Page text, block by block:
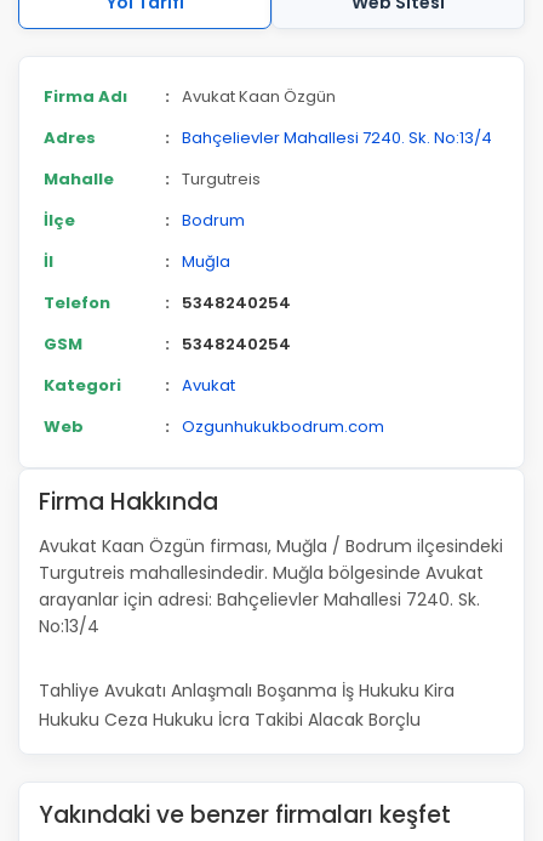
Firma Adı : Avukat Kaan Özgün
Adres
: Bahçelievler Mahallesi 7240. Sk. No:13/4
Mahalle
: Turgutreis
İlçe
: Bodrum
İl
: Muğla
Telefon
:
5348240254
GSM
:
5348240254
Kategori
: Avukat
Web
: Ozgunhukukbodrum.com
Firma Hakkında
Avukat Kaan Özgün firması, Muğla / Bodrum ilçesindeki
Turgutreis mahallesindedir. Muğla bölgesinde Avukat
arayanlar için adresi: Bahçelievler Mahallesi 7240. Sk.
No:13/4
Tahliye Avukatı Anlaşmalı Boşanma İş Hukuku Kira
Hukuku Ceza Hukuku İcra Takibi Alacak Borçlu
Yakındaki ve benzer firmaları keşfet